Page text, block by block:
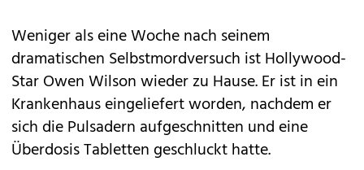
Weniger als eine Woche nach seinem
dramatischen Selbstmordversuch ist Hollywood-
Star Owen Wilson wieder zu Hause. Er ist in ein
Krankenhaus eingeliefert worden, nachdem er
sich die Pulsadern aufgeschnitten und eine
Überdosis Tabletten geschluckt hatte.